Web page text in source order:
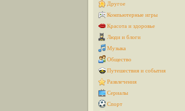
Другое
Компьютерные игры
Красота и здоровье
Люди и блоги
Музыка
Общество
Путешествия и события
Развлечения
Сериалы
Спорт